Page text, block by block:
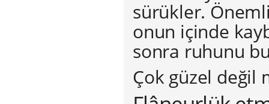
sürükler.
onun içinde
sonra ruhunu
Çok güzel değil